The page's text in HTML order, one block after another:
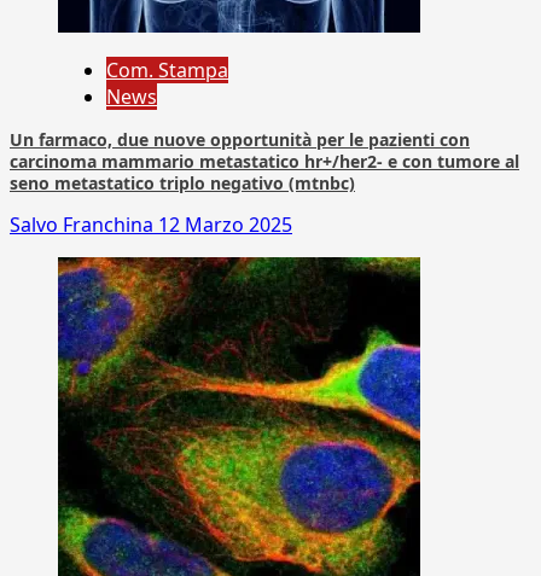
Com. Stampa
News
Un farmaco, due nuove opportunità per le pazienti con
carcinoma mammario metastatico hr+/her2- e con tumore al
seno metastatico triplo negativo (mtnbc)
Salvo Franchina 12 Marzo 2025